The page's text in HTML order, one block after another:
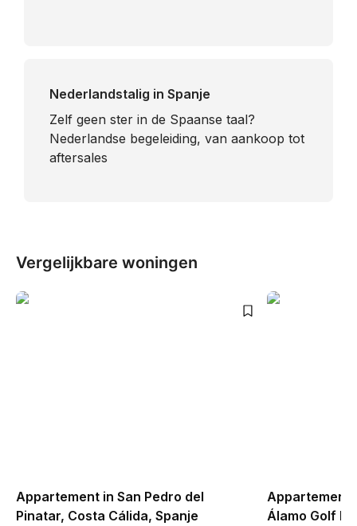
Nederlandstalig in Spanje
​Zelf geen ster in de Spaanse taal?
Nederlandse begeleiding, van aankoop tot
aftersales
Vergelijkbare woningen
Appartement in San Pedro del
Pinatar, Costa Cálida, Spanje
Appartement
Álamo Golf